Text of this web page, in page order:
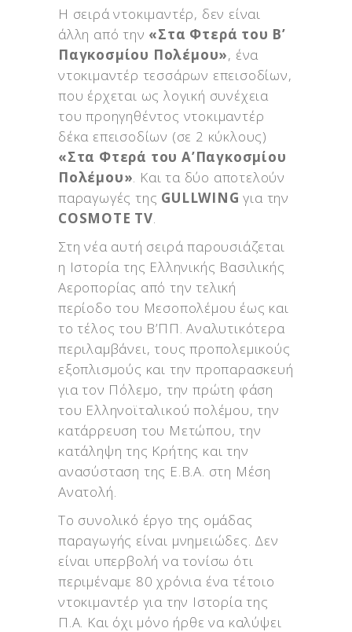
Η σειρά ντοκιμαντέρ, δεν είναι
άλλη από την «Στα Φτερά του Β’
Παγκοσμίου Πολέμου», ένα
ντοκιμαντέρ τεσσάρων επεισοδίων,
που έρχεται ως λογική συνέχεια
του προηγηθέντος ντοκιμαντέρ
δέκα επεισοδίων (σε 2 κύκλους)
«Στα Φτερά του Α’Παγκοσμίου
Πολέμου». Και τα δύο αποτελούν
παραγωγές της GULLWING για την
COSMOTE TV.
Στη νέα αυτή σειρά παρουσιάζεται
η Ιστορία της Ελληνικής Βασιλικής
Αεροπορίας από την τελική
περίοδο του Μεσοπολέμου έως και
το τέλος του Β’ΠΠ. Αναλυτικότερα
περιλαμβάνει, τους προπολεμικούς
εξοπλισμούς και την προπαρασκευή
για τον Πόλεμο, την πρώτη φάση
του Ελληνοϊταλικού πολέμου, την
κατάρρευση του Μετώπου, την
κατάληψη της Κρήτης και την
ανασύσταση της Ε.Β.Α. στη Μέση
Ανατολή.
Το συνολικό έργο της ομάδας
παραγωγής είναι μνημειώδες. Δεν
είναι υπερβολή να τονίσω ότι
περιμέναμε 80 χρόνια ένα τέτοιο
ντοκιμαντέρ για την Ιστορία της
Π.Α. Και όχι μόνο ήρθε να καλύψει